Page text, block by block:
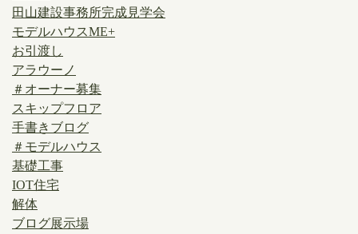
田山建設事務所完成見学会
モデルハウスME+
お引渡し
アラウーノ
＃オーナー募集
スキップフロア
手書きブログ
＃モデルハウス
基礎工事
IOT住宅
解体
ブログ展示場